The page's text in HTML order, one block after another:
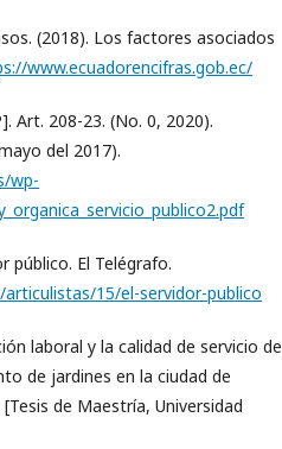
(2018). Los factores asociados
www.ecuadorencifras.gob.ec/
Art. 208-23. (No. 0, 2020).
del 2017).
wp-
público. El Telégrafo.
15/el-servidor-publico
laboral y la calidad de servicio de
de jardines en la ciudad de
de Maestría, Universidad